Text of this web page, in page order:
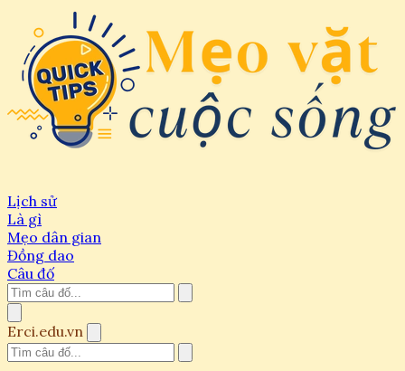
Lịch sử
Là gì
Mẹo dân gian
Đồng dao
Câu đố
Erci.edu.vn